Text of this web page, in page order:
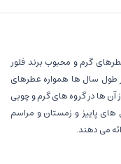
گرم و محبوب برند فلور
طول سال ها همواره عطرهای
ها در گروه های گرم و چوبی
پاییز و زمستان و مراسم
می دهند.